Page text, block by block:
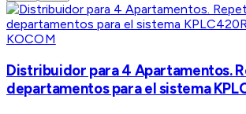
KOCOM
Distribuidor para 4 Apartamentos.
departamentos para el sistema